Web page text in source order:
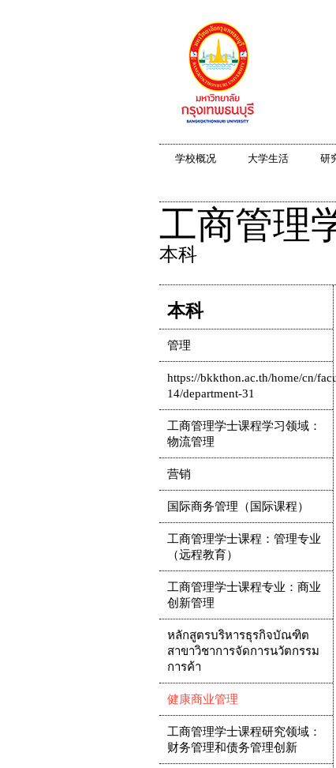
学校概况 大学生活 研
工商管理
本科
本科
管理
https://bkkthon.ac.th/home/cn/
14/department-31
工商管理学士课程学习领域：
物流管理
营销
国际商务管理（国际课程）
工商管理学士课程：管理专业
（远程教育）
工商管理学士课程专业：商业
创新管理
หลักสูตรบริหารธุรกิจบัณฑิต
สาขาวิชาการจัดการนวัตกรรม
การค้า
健康商业管理
工商管理学士课程研究领域：
财务管理和债务管理创新